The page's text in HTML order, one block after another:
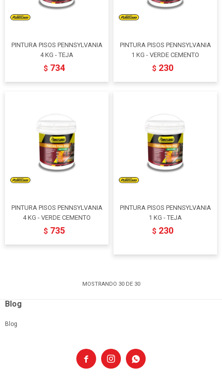
PINTURA PISOS PENNSYLVANIA
4 KG - TEJA
$ 734
PINTURA PISOS PENNSYLVANIA
1 KG - VERDE CEMENTO
$ 230
PINTURA PISOS PENNSYLVANIA
4 KG - VERDE CEMENTO
$ 735
PINTURA PISOS PENNSYLVANIA
1 KG - TEJA
$ 230
MOSTRANDO 30DE 30
  
Blog
Blog